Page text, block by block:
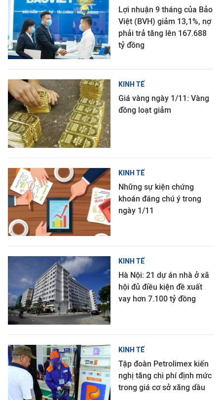
Lợi nhuận 9 tháng của Bảo
Việt (BVH) giảm 13,1%, nợ
phải trả tăng lên 167.688
tỷ đồng
KINH TẾ
Giá vàng ngày 1/11: Vàng
đồng loạt giảm
KINH TẾ
Những sự kiện chứng
khoán đáng chú ý trong
ngày 1/11
KINH TẾ
Hà Nội: 21 dự án nhà ở xã
hội đủ điều kiện đề xuất
vay hơn 7.100 tỷ đồng
KINH TẾ
Tập đoàn Petrolimex kiến
nghị tăng chi phí định mức
trong giá cơ sở xăng dầu